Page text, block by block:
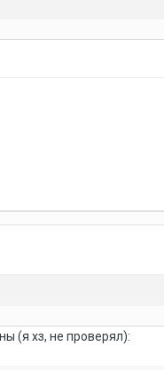
(я хз, не проверял):